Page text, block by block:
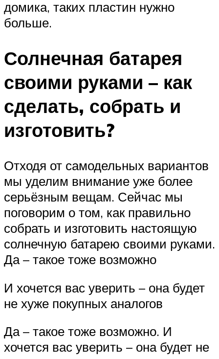
домика, таких пластин нужно
больше.
Солнечная батарея
своими руками – как
сделать, собрать и
изготовить?
Отходя от самодельных вариантов
мы уделим внимание уже более
серьёзным вещам. Сейчас мы
поговорим о том, как правильно
собрать и изготовить настоящую
солнечную батарею своими руками.
Да – такое тоже возможно
И хочется вас уверить – она будет
не хуже покупных аналогов
Да – такое тоже возможно. И
хочется вас уверить – она будет не